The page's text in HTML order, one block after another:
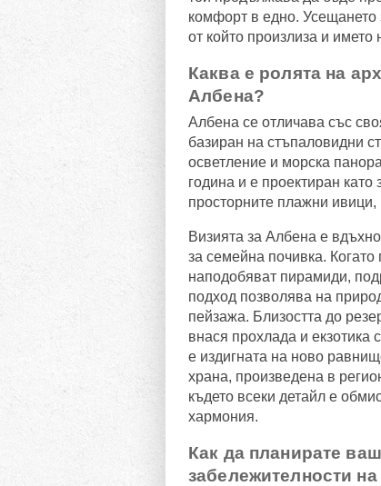
комфорт в едно. Усещането
от който произлиза и
Каква е ролята на
Албена?
Албена се отличава със
базиран на стъпаловидни
осветление и морска
година и е проектиран като
просторните плажни ивици,
Визията за Албена е
за семейна почивка. Когато
наподобяват пирамиди,
подход позволява на
пейзажа. Близостта до
внася прохлада и екзотика
е издигната на ново
храна, произведена в
където всеки детайл е
хармония.
Как да планирате
забележителности